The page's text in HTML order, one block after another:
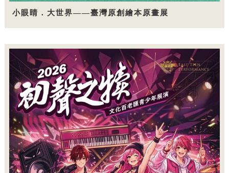
小眼睛．大世界——臺灣原創繪本原畫展